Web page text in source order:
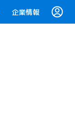
企業情報